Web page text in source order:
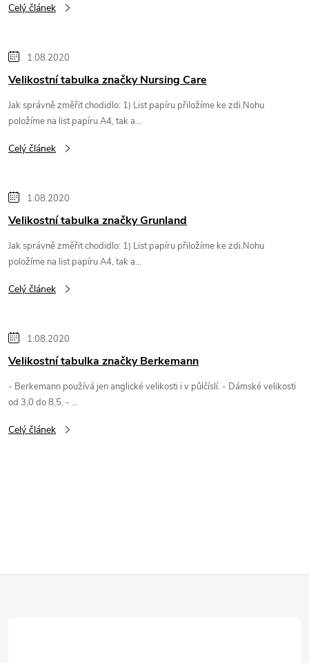
Celý článek
1.08.2020
Velikostní tabulka značky Nursing Care
Jak správně změřit chodidlo: 1) List papíru přiložíme ke zdi.Nohu
položíme na list papíru A4, tak a...
Celý článek
1.08.2020
Velikostní tabulka značky Grunland
Jak správně změřit chodidlo: 1) List papíru přiložíme ke zdi.Nohu
položíme na list papíru A4, tak a...
Celý článek
1.08.2020
Velikostní tabulka značky Berkemann
- Berkemann používá jen anglické velikosti i v půlčíslí. - Dámské velikosti
od 3,0 do 8,5. - ...
Celý článek